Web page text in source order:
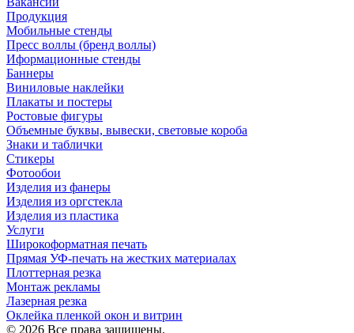
Продукция
Мобильные стенды
Пресс воллы (бренд воллы)
Иформационные стенды
Баннеры
Виниловые наклейки
Плакаты и постеры
Ростовые фигуры
Объемные буквы, вывески, световые короба
Знаки и таблички
Стикеры
Фотообои
Изделия из фанеры
Изделия из оргстекла
Изделия из пластика
Услуги
Широкоформатная печать
Прямая УФ-печать на жестких материалах
Плоттерная резка
Монтаж рекламы
Лазерная резка
Оклейка пленкой окон и витрин
© 2026 Все права защищены.